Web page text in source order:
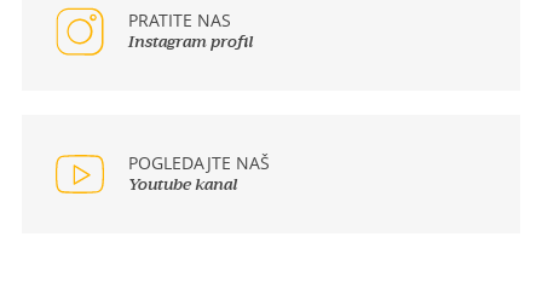
PRATITE NAS
Instagram profil
POGLEDAJTE NAŠ
Youtube kanal